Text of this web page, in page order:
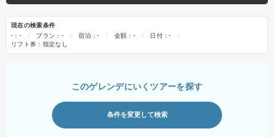
現在の検索条件
-：-
プラン：- 宿泊：- 金額：-
日付：-
リフト券：指定なし
このゲレンデにいくツアーを探す
条件を変更して検索